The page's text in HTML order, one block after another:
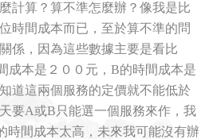
計算？算不準怎麼辦？像我是比
時間成本而已，至於算不準的問
係，因為這些數據主要是看比
成本是２００元，B的時間成本是
道這兩個服務的定價就不能低於
要A或B只能選一個服務來作，我
時間成本太高，未來我可能沒有辦